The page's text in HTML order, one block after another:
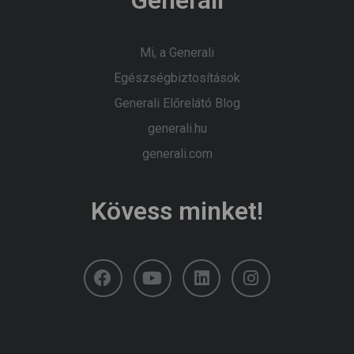
Mi, a Generali
Egészségbiztosítások
Generali Előrelátó Blog
generali.hu
generali.com
Kövess minket!